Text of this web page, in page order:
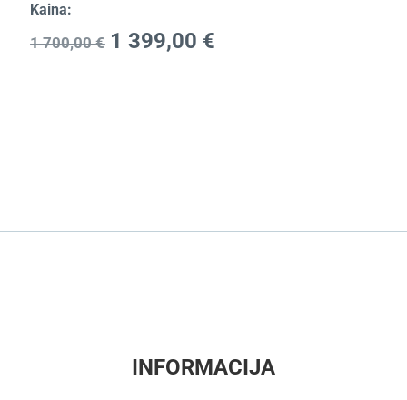
Kaina:
1 700,00€ 1 399,00 €
INFORMACIJA